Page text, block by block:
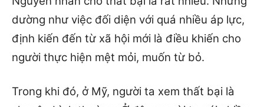
dường như việc đối diện với quá nhiều áp lực,
định kiến đến từ xã hội mới là điều khiến cho
người thực hiện mệt mỏi, muốn từ bỏ.
Trong khi đó, ở Mỹ, người ta xem thất bại là